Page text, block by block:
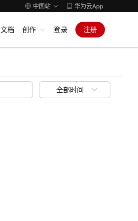
中国站 华为云App
文档 创作 登录 注册
全部时间